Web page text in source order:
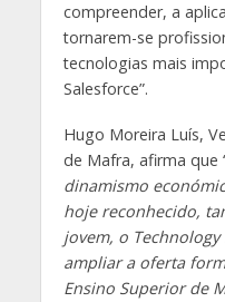
compreender, a
tornarem-se
tecnologias mais
Salesforce”.
Hugo Moreira Luís,
de Mafra, afirma que
dinamismo
hoje reconhecido,
jovem, o
ampliar a oferta
Ensino Superior de